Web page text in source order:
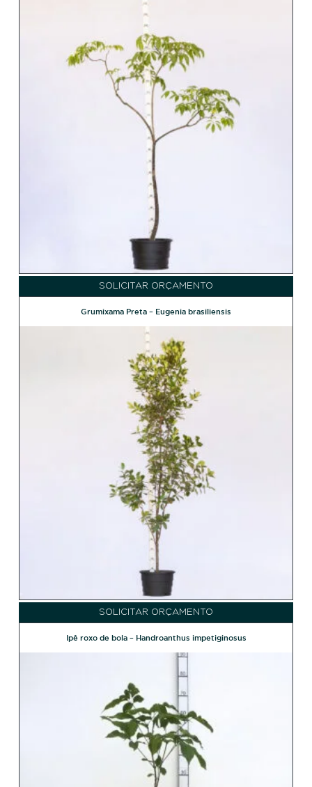
SOLICITAR ORÇAMENTO
Grumixama Preta – Eugenia brasiliensis
SOLICITAR ORÇAMENTO
Ipê roxo de bola – Handroanthus impetiginosus